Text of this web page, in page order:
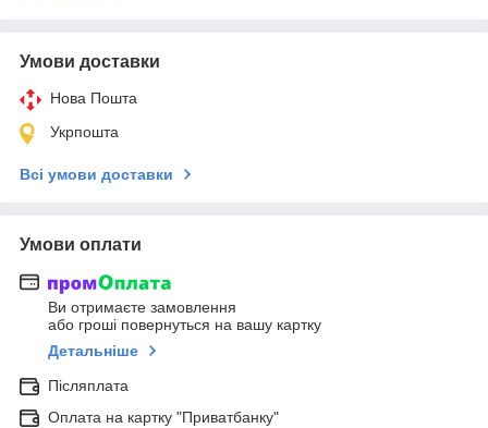
Умови доставки
Нова Пошта
Укрпошта
Всі умови доставки
Умови оплати
Ви отримаєте замовлення
або гроші повернуться на вашу картку
Детальніше
Післяплата
Оплата на картку "Приватбанку"